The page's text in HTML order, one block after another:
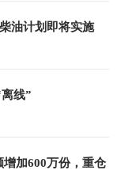
油计划即将实施
线”
加600万份，重仓